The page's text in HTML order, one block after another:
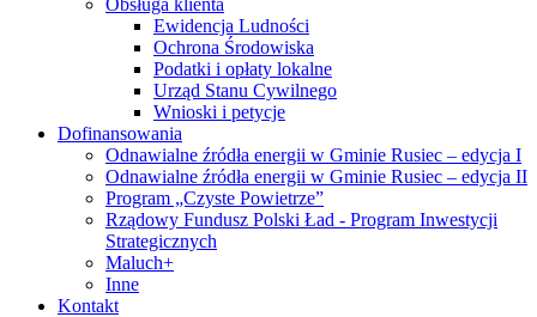
Obsługa klienta
Ewidencja Ludności
Ochrona Środowiska
Podatki i opłaty lokalne
Urząd Stanu Cywilnego
Wnioski i petycje
Dofinansowania
Odnawialne źródła energii w Gminie Rusiec – edycja I
Odnawialne źródła energii w Gminie Rusiec – edycja II
Program „Czyste Powietrze”
Rządowy Fundusz Polski Ład - Program Inwestycji
Strategicznych
Maluch+
Inne
Kontakt